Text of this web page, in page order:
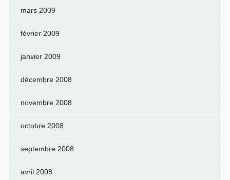
mars 2009
février 2009
janvier 2009
décembre 2008
novembre 2008
octobre 2008
septembre 2008
avril 2008